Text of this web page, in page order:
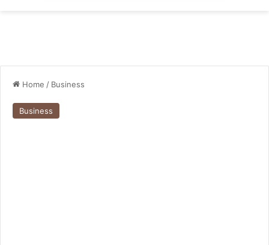
Home / Business
Business